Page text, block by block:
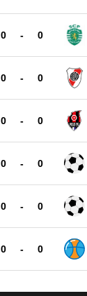
0 - 0
0 - 0
0 - 0
0 - 0
0 - 0
0 - 0